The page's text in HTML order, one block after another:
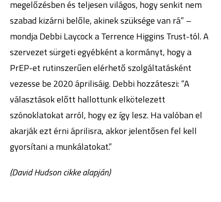
megelőzésben és teljesen világos, hogy senkit nem
szabad kizárni belőle, akinek szüksége van rá” –
mondja Debbi Laycock a Terrence Higgins Trust-tól. A
szervezet sürgeti egyébként a kormányt, hogy a
PrEP-et rutinszerűen elérhető szolgáltatásként
vezesse be 2020 áprilisáig. Debbi hozzáteszi: “A
választások előtt hallottunk elkötelezett
szónoklatokat arról, hogy ez így lesz. Ha valóban el
akarják ezt érni áprilisra, akkor jelentősen fel kell
gyorsítani a munkálatokat.”
(David Hudson cikke alapján)